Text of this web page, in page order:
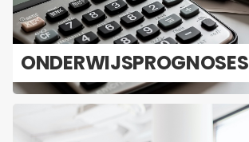
ON­DER­WIJS­PROG­NO­SES